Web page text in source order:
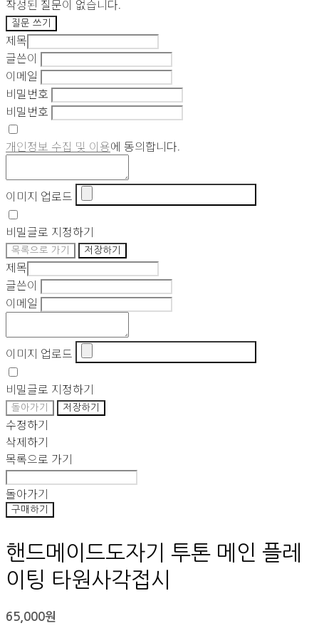
작성된 질문이 없습니다.
질문 쓰기
제목
글쓴이
이메일
비밀번호
비밀번호
개인정보 수집 및 이용에 동의합니다.
이미지 업로드
비밀글로 지정하기
목록으로 가기 저장하기
제목
글쓴이
이메일
이미지 업로드
비밀글로 지정하기
돌아가기 저장하기
수정하기
삭제하기
목록으로 가기
돌아가기
구매하기
핸드메이드도자기 투톤 메인 플레
이팅 타원사각접시
65,000원